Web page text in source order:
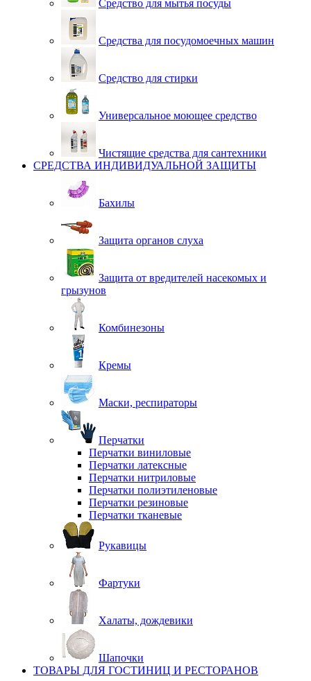
Средство для мытья посуды
Средства для посудомоечных машин
Средство для стирки
Универсальное моющее средство
Чистящие средства для сантехники
СРЕДСТВА ИНДИВИДУАЛЬНОЙ ЗАЩИТЫ
Бахилы
Защита органов слуха
Защита от вредителей насекомых и
грызунов
Комбинезоны
Кремы
Маски, респираторы
Перчатки
Перчатки виниловые
Перчатки латексные
Перчатки нитриловые
Перчатки полиэтиленовые
Перчатки резиновые
Перчатки тканевые
Рукавицы
Фартуки
Халаты, дождевики
Шапочки
ТОВАРЫ ДЛЯ ГОСТИНИЦ И РЕСТОРАНОВ